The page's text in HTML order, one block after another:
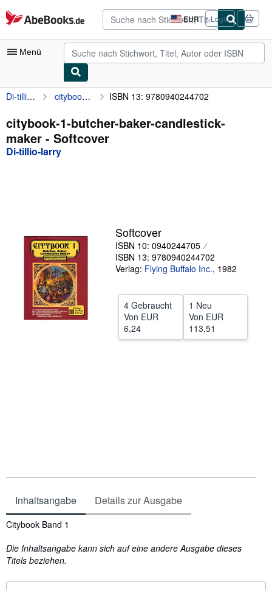
Zum Hauptinhalt
AbeBooks.de EUR
Seite
der
Einkaufseinstellungen.
Login
Menü
Nutzerkonto
Meine Bestellungen
Detailsuche
Sammlungen
Verkäufer werden
Di-tillio-larry citybook-1-butcher-baker-candlestick-maker ISBN 13: 9780940244702
citybook-1-butcher-baker-candlestick-
maker - Softcover
Di-tillio-larry
Softcover
ISBN 10: 0940244705
ISBN 13: 9780940244702
Verlag: Flying Buffalo Inc., 1982
4 Gebraucht
Von EUR
6,24
1 Neu
Von EUR
113,51
Inhaltsangabe Details zur Ausgabe
Inhaltsangabe
Citybook Band 1
Die Inhaltsangabe kann sich auf eine andere Ausgabe dieses
Titels beziehen.